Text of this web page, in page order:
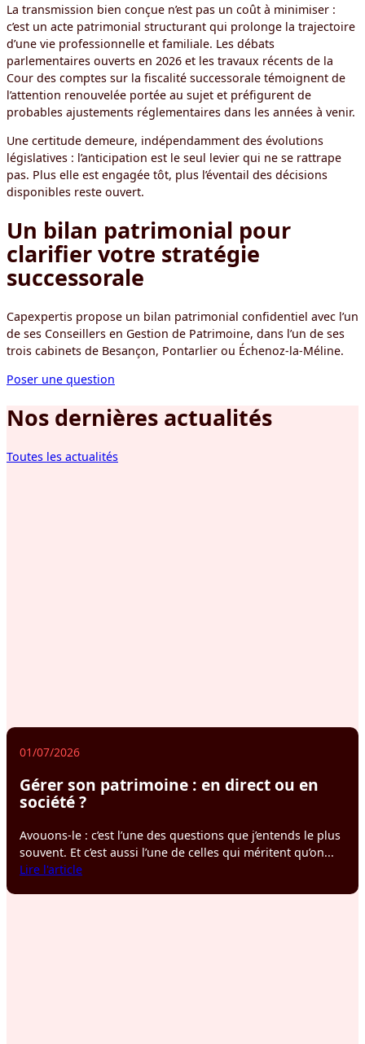
La transmission bien conçue n’est pas un coût à minimiser :
c’est un acte patrimonial structurant qui prolonge la trajectoire
d’une vie professionnelle et familiale. Les débats
parlementaires ouverts en 2026 et les travaux récents de la
Cour des comptes sur la fiscalité successorale témoignent de
l’attention renouvelée portée au sujet et préfigurent de
probables ajustements réglementaires dans les années à venir.
Une certitude demeure, indépendamment des évolutions
législatives : l’anticipation est le seul levier qui ne se rattrape
pas. Plus elle est engagée tôt, plus l’éventail des décisions
disponibles reste ouvert.
Un bilan patrimonial pour
clarifier votre stratégie
successorale
Capexpertis propose un bilan patrimonial confidentiel avec l’un
de ses Conseillers en Gestion de Patrimoine, dans l’un de ses
trois cabinets de Besançon, Pontarlier ou Échenoz-la-Méline.
Poser une question
Nos dernières actualités
Toutes les actualités
01/07/2026
Gérer son patrimoine : en direct ou en
société ?
Avouons-le : c’est l’une des questions que j’entends le plus
souvent. Et c’est aussi l’une de celles qui méritent qu’on...
Lire l'article: